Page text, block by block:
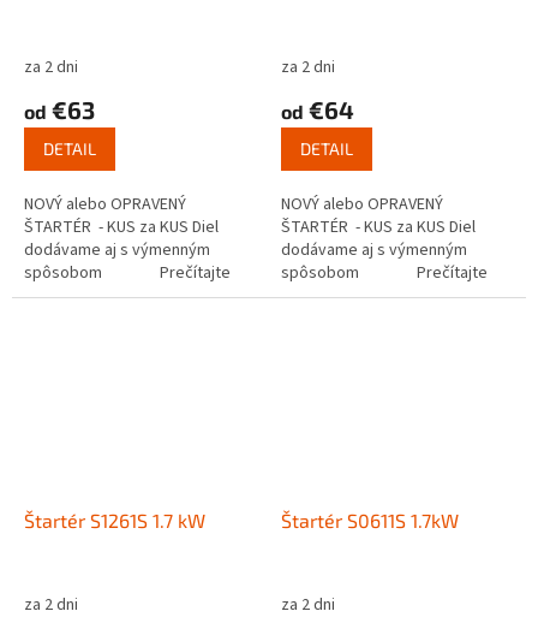
za 2 dni
od €63
DETAIL
NOVÝ alebo OPRAVENÝ
ŠTARTÉR - KUS za KUS Diel
dodávame aj s výmenným
spôsobom Prečítajte
si ako funguje...
za 2 dni
od €64
DETAIL
NOVÝ alebo OPRAVENÝ
ŠTARTÉR - KUS za KUS Diel
dodávame aj s výmenným
spôsobom Prečítajte
si ako funguje...
Štartér S1261S 1.7 kW
za 2 dni
Štartér S0611S 1.7kW
za 2 dni